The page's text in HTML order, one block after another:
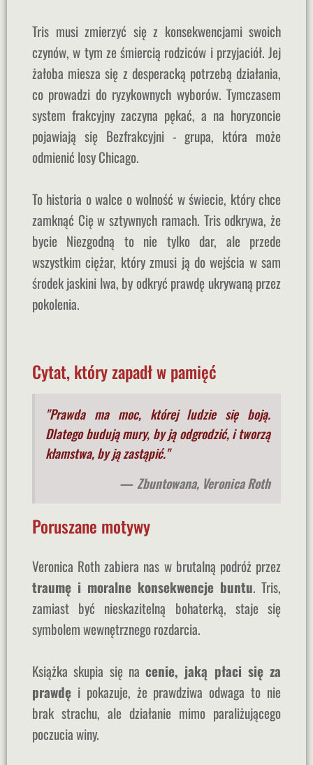
Tris musi zmierzyć się z konsekwencjami swoich
czynów, w tym ze śmiercią rodziców i przyjaciół. Jej
żałoba miesza się z desperacką potrzebą działania,
co prowadzi do ryzykownych wyborów. Tymczasem
system frakcyjny zaczyna pękać, a na horyzoncie
pojawiają się Bezfrakcyjni - grupa, która może
odmienić losy Chicago.
To historia o walce o wolność w świecie, który chce
zamknąć Cię w sztywnych ramach. Tris odkrywa, że
bycie Niezgodną to nie tylko dar, ale przede
wszystkim ciężar, który zmusi ją do wejścia w sam
środek jaskini lwa, by odkryć prawdę ukrywaną przez
pokolenia.
Cytat, który zapadł w pamięć
"Prawda ma moc, której ludzie się boją.
Dlatego budują mury, by ją odgrodzić, i tworzą
kłamstwa, by ją zastąpić."
—Zbuntowana, Veronica Roth
Poruszane motywy
Veronica Roth zabiera nas w brutalną podróż przez
traumę i moralne konsekwencje buntu. Tris,
zamiast być nieskazitelną bohaterką, staje się
symbolem wewnętrznego rozdarcia.
Książka skupia się na cenie, jaką płaci się za
prawdę i pokazuje, że prawdziwa odwaga to nie
brak strachu, ale działanie mimo paraliżującego
poczucia winy.